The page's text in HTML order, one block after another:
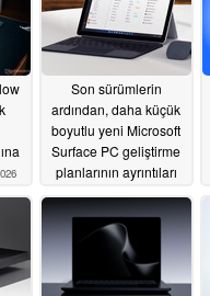
Son sürümlerin
ardından, daha küçük
boyutlu yeni Microsoft
Surface PC geliştirme
planlarının ayrıntıları
07/01/2026